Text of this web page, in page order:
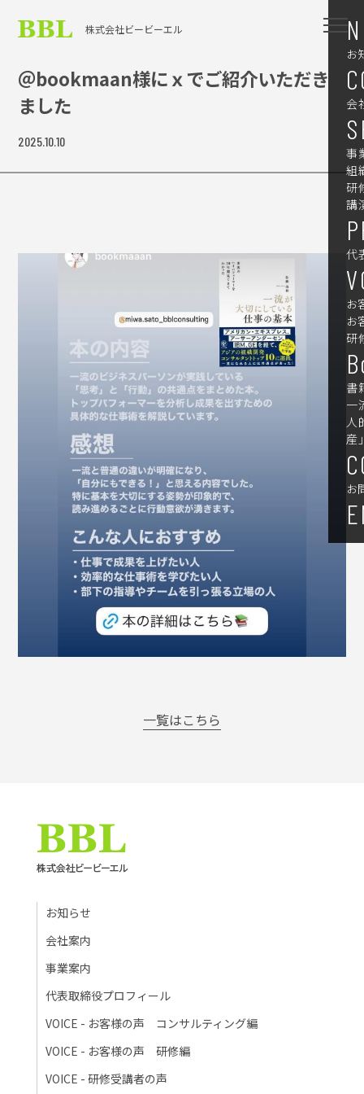
株式会社ビービーエル
お
会
事
組
研
講
代
お
お
研
書
一
人
産」
お
＠bookmaan様にｘでご紹介いただき
ました
2025.10.10
一覧はこちら
お知らせ
会社案内
事業案内
代表取締役プロフィール
VOICE - お客様の声 コンサルティング編
VOICE - お客様の声 研修編
VOICE - 研修受講者の声